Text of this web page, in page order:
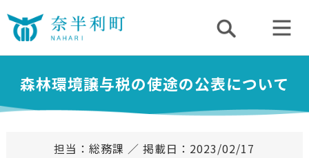
森林環境譲与税の使途の公表について
担当：総務課 ／ 掲載日：2023/02/17